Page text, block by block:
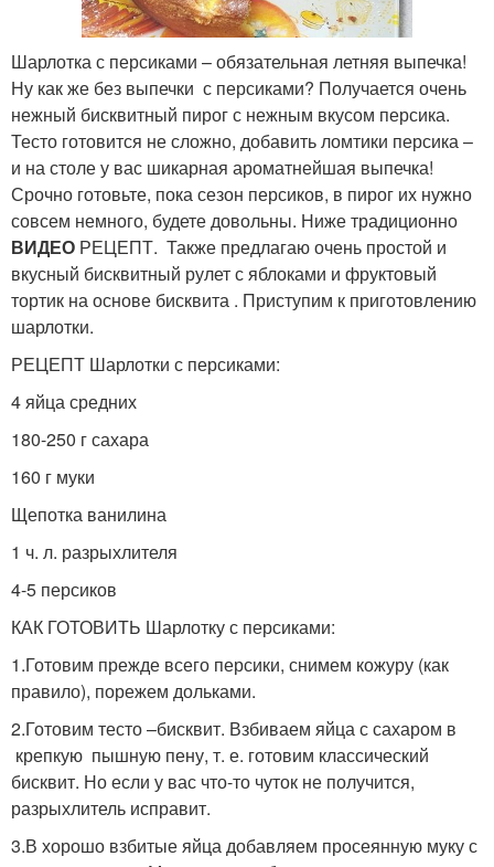
Шарлотка с персиками – обязательная летняя выпечка!
Ну как же без выпечки с персиками? Получается очень
нежный бисквитный пирог с нежным вкусом персика.
Тесто готовится не сложно, добавить ломтики персика –
и на столе у вас шикарная ароматнейшая выпечка!
Срочно готовьте, пока сезон персиков, в пирог их нужно
совсем немного, будете довольны. Ниже традиционно
ВИДЕО РЕЦЕПТ. Также предлагаю очень простой и
вкусный бисквитный рулет с яблоками и фруктовый
тортик на основе бисквита . Приступим к приготовлению
шарлотки.
РЕЦЕПТ Шарлотки с персиками:
4 яйца средних
180-250 г сахара
160 г муки
Щепотка ванилина
1 ч. л. разрыхлителя
4-5 персиков
КАК ГОТОВИТЬ Шарлотку с персиками:
1.Готовим прежде всего персики, снимем кожуру (как
правило), порежем дольками.
2.Готовим тесто –бисквит. Взбиваем яйца с сахаром в
крепкую пышную пену, т. е. готовим классический
бисквит. Но если у вас что-то чуток не получится,
разрыхлитель исправит.
3.В хорошо взбитые яйца добавляем просеянную муку с